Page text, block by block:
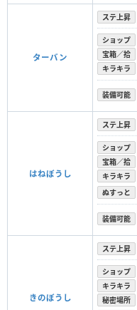
ターバン
ステ上昇
ショップ
宝箱／拾
キラキラ
装備可能
はねぼうし
ステ上昇
ショップ
宝箱／拾
キラキラ
ぬすっと
装備可能
きのぼうし
ステ上昇
ショップ
キラキラ
秘密場所